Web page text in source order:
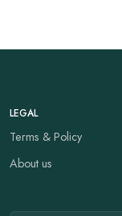
LEGAL
Terms & Policy
About us